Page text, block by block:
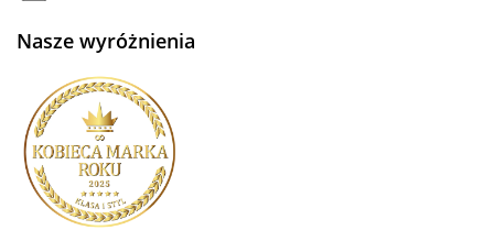
Nasze wyróżnienia